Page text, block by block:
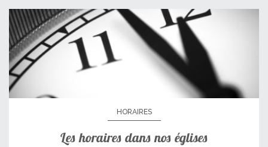
HORAIRES
Les horaires dans nos églises